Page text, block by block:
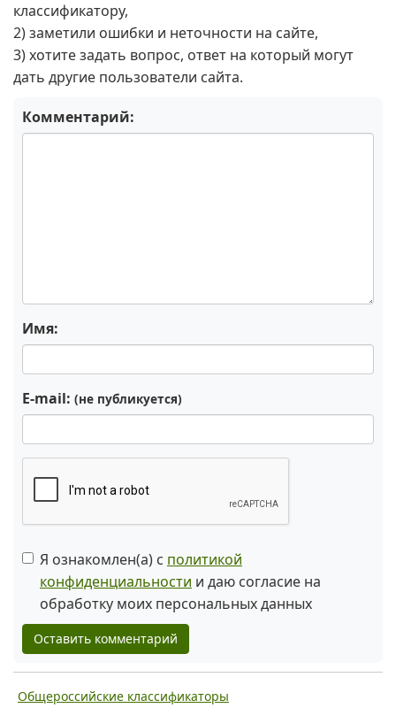
классификатору,
2) заметили ошибки и неточности на сайте,
3) хотите задать вопрос, ответ на который могут
дать другие пользователи сайта.
Комментарий:
Имя:
E-mail: (не публикуется)
Я ознакомлен(а) с политикой
конфиденциальности и даю согласие на
обработку моих персональных данных
Оставить комментарий
Общероссийские классификаторы